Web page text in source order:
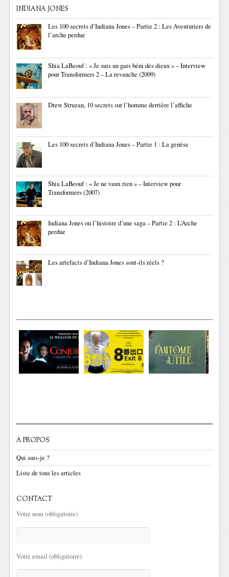
INDIANA JONES
Les 100 secrets d’Indiana Jones – Partie 2 : Les Aventuriers de
l’arche perdue
Shia LaBeouf : « Je suis un gars béni des dieux » – Interview
pour Transformers 2 – La revanche (2009)
Drew Struzan, 10 secrets sur l’homme derrière l’affiche
Les 100 secrets d’Indiana Jones – Partie 1 : La genèse
Shia LaBeouf : « Je ne vaux rien » – Interview pour
Transformers (2007)
Indiana Jones ou l’histoire d’une saga – Partie 2 : L’Arche
perdue
Les artefacts d’Indiana Jones sont-ils réels ?
A PROPOS
Qui suis-je ?
Liste de tous les articles
CONTACT
Votre nom (obligatoire)
Votre email (obligatoire)